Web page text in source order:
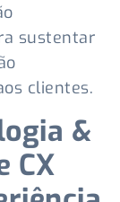
sustentar
clientes.
&
CX